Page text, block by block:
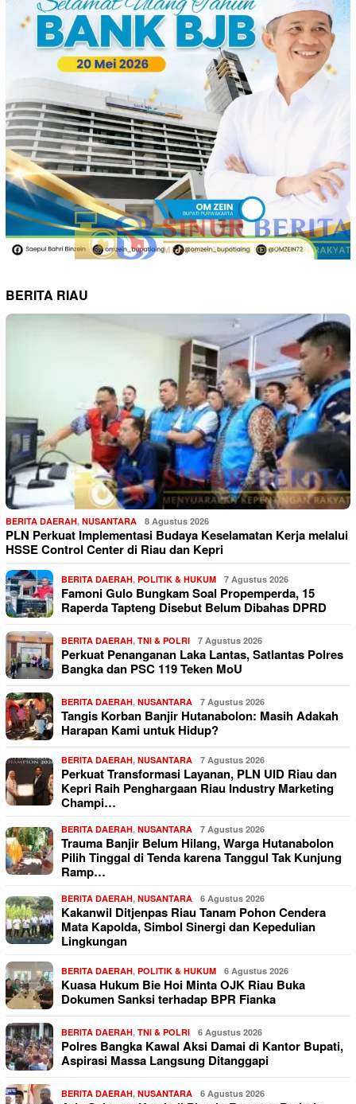
BERITA RIAU
BERITA DAERAH, NUSANTARA 8 Agustus 2026
PLN Perkuat Implementasi Budaya Keselamatan Kerja melalui
HSSE Control Center di Riau dan Kepri
BERITA DAERAH, POLITIK & HUKUM 7 Agustus 2026
Famoni Gulo Bungkam Soal Propemperda, 15
Raperda Tapteng Disebut Belum Dibahas DPRD
BERITA DAERAH, TNI & POLRI 7 Agustus 2026
Perkuat Penanganan Laka Lantas, Satlantas Polres
Bangka dan PSC 119 Teken MoU
BERITA DAERAH, NUSANTARA 7 Agustus 2026
Tangis Korban Banjir Hutanabolon: Masih Adakah
Harapan Kami untuk Hidup?
BERITA DAERAH, NUSANTARA 7 Agustus 2026
Perkuat Transformasi Layanan, PLN UID Riau dan
Kepri Raih Penghargaan Riau Industry Marketing
Champi…
BERITA DAERAH, NUSANTARA 7 Agustus 2026
Trauma Banjir Belum Hilang, Warga Hutanabolon
Pilih Tinggal di Tenda karena Tanggul Tak Kunjung
Ramp…
BERITA DAERAH, NUSANTARA 6 Agustus 2026
Kakanwil Ditjenpas Riau Tanam Pohon Cendera
Mata Kapolda, Simbol Sinergi dan Kepedulian
Lingkungan
BERITA DAERAH, POLITIK & HUKUM 6 Agustus 2026
Kuasa Hukum Bie Hoi Minta OJK Riau Buka
Dokumen Sanksi terhadap BPR Fianka
BERITA DAERAH, TNI & POLRI 6 Agustus 2026
Polres Bangka Kawal Aksi Damai di Kantor Bupati,
Aspirasi Massa Langsung Ditanggapi
BERITA DAERAH, NUSANTARA 6 Agustus 2026